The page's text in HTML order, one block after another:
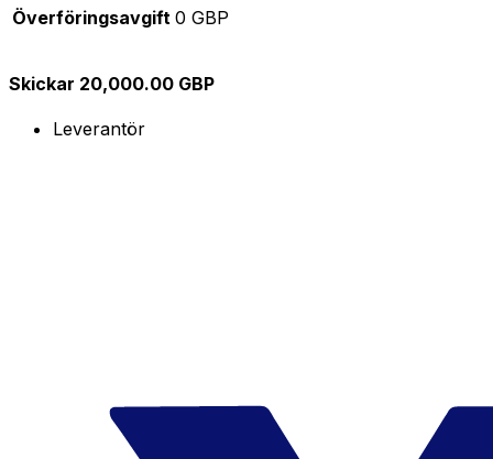
Överföringsavgift 0 GBP
Skickar 20,000.00 GBP
Leverantör